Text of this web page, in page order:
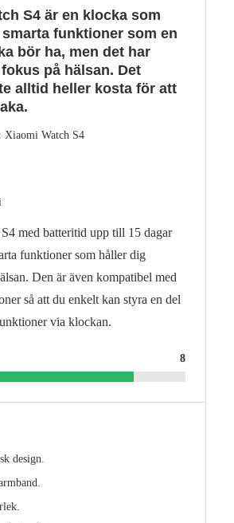
S4 är en klocka som
smarta funktioner som en
bör ha, men det har
på hälsan. Det
alltid heller kosta för att
Xiaomi Watch S4
med batteritid upp till 15 dagar
funktioner som håller dig
Den är även kompatibel med
så att du enkelt kan styra en del
via klockan.
8
design.